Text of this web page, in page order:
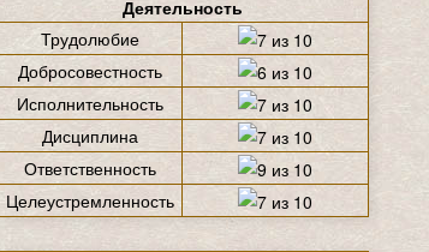
Деятельность
Трудолюбие
Добросовестность
Исполнительность
Дисциплина
Ответственность
Целеустремленность